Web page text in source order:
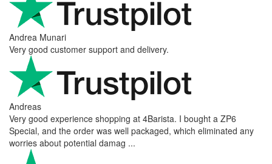
Andrea Munari
Very good customer support and delivery.
Andreas
Very good experience shopping at 4Barista. I bought a ZP6
Special, and the order was well packaged, which eliminated any
worries about potential damag ...